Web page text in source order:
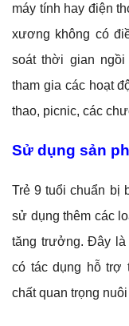
máy tính hay điện
xương không có
soát thời gian ngồi
tham gia các hoạt
thao, picnic, các
Sử dụng sản
Trẻ 9 tuổi chuẩn bị
sử dụng thêm các
tăng trưởng. Đây
có tác dụng hỗ trợ
chất quan trọng